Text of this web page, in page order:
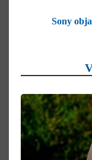
Sony